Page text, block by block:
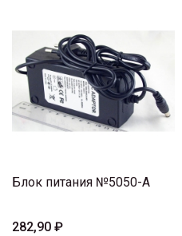
Блок питания №5050-A
282,90 ₽